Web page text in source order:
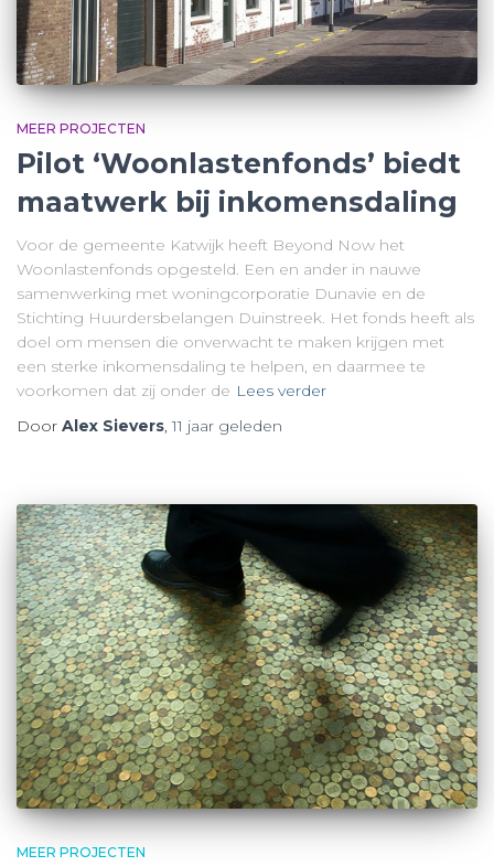
MEER PROJECTEN
Pilot ‘Woonlastenfonds’ biedt
maatwerk bij inkomensdaling
Voor de gemeente Katwijk heeft Beyond Now het
Woonlastenfonds opgesteld. Een en ander in nauwe
samenwerking met woningcorporatie Dunavie en de
Stichting Huurdersbelangen Duinstreek. Het fonds heeft als
doel om mensen die onverwacht te maken krijgen met
een sterke inkomensdaling te helpen, en daarmee te
voorkomen dat zij onder de Lees verder
Door Alex Sievers,11 jaar geleden
MEER PROJECTEN